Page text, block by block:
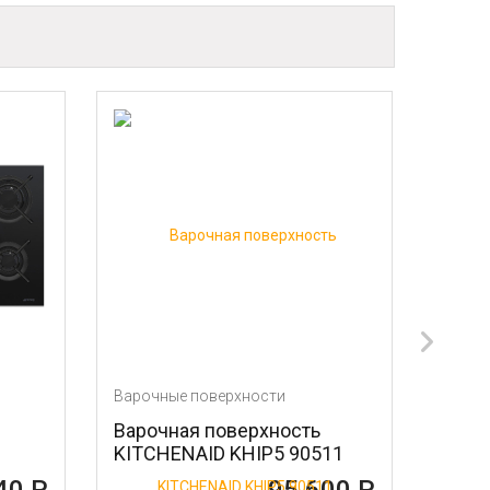
поверхности
поверхность
KHIP5 90511
Варочные поверхности
Варочная поверхность
N74TD00N0